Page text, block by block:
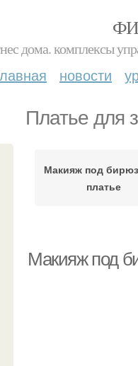
дома. комплексы
новости
Платье для
Макияж под
платье
Макияж под